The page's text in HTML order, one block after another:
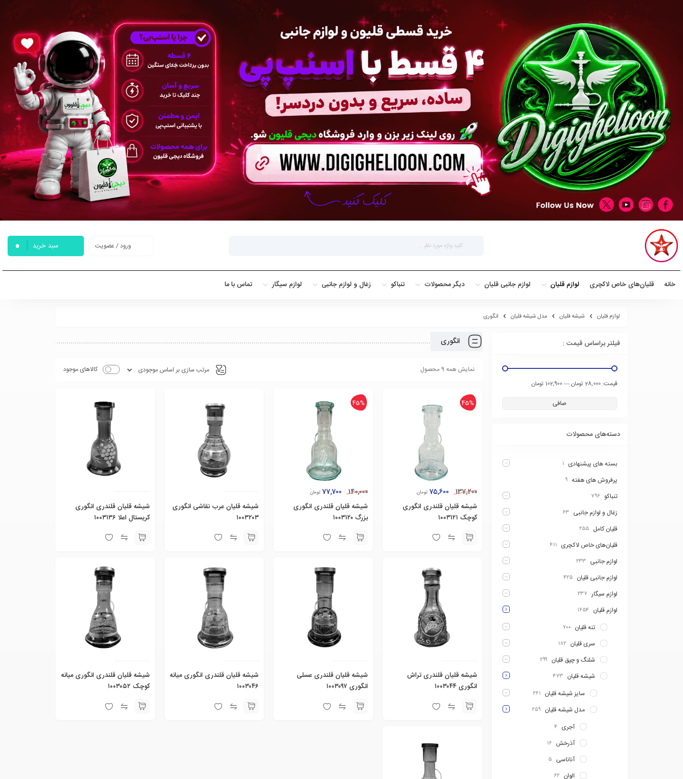
ورود / عضویت سبد خرید 0
خانه قلیان‌های خاص لاکچری لوازم قلیان لوازم جانبی قلیان دیگر محصولات تنباکو زغال و لوازم جانبی لوازم سیگار تماس با ما
لوازم قلیان شیشه قلیان مدل شیشه قلیان انگوری
انگوری
نمایش همه 9 محصول کالاهای موجود
45%
137,200
75,600 تومان
شیشه قلیان قلندری انگوری
کوچک ۱۰۰۳۱۲۱
45%
140,000
77,700 تومان
شیشه قلیان قلندری انگوری
بزرگ ۱۰۰۳۱۲۰
شیشه قلیان عرب نقاشی انگوری
۱۰۰۳۲۰۳
شیشه قلیان قلندری انگوری
کریستال اعلا ۱۰۰۳۱۳۶
شیشه قلیان قلندری تراش
انگوری ۱۰۰۳۰۴۴
شیشه قلیان قلندری عسلی
انگوری ۱۰۰۳۰۹۷
شیشه قلیان قلندری انگوری میانه
۱۰۰۳۰۴۶
شیشه قلیان قلندری انگوری میانه
کوچک ۱۰۰۳۰۵۲
فیلتر براساس قیمت :
صافی
قيمت: 28,000 تومان —102,900 تومان
دسته‌های محصولات
بسته های پیشنهادی ۱
پرفروش های هفته ۹
تنباکو ۷۹۶
زغال و لوازم جانبی ۶۳
قلیان کامل ۲۵۵
قلیان‌های خاص لاکچری ۴۱۱
لوازم جانبی ۲۳۳
لوازم جانبی قلیان ۴۲۵
لوازم سیگار ۲۳۷
لوازم قلیان ۱۶۵۴
تنه قلیان ۷۰۰
سری قلیان ۱۸۲
شلنگ و چپق قلیان ۲۹۹
شیشه قلیان ۴۷۳
سایز شیشه قلیان ۲۶۱
مدل شیشه قلیان ۲۵۹
آجری ۴
آذرخش ۱۶
آناناسی ۵
الوان ۶۲